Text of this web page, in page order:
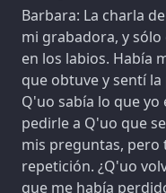
Barbara: La charla
mi grabadora, y
en los labios. Había
que obtuve y sentí
Q'uo sabía lo que
pedirle a Q'uo que
mis preguntas,
repetición. ¿Q'uo
que me había